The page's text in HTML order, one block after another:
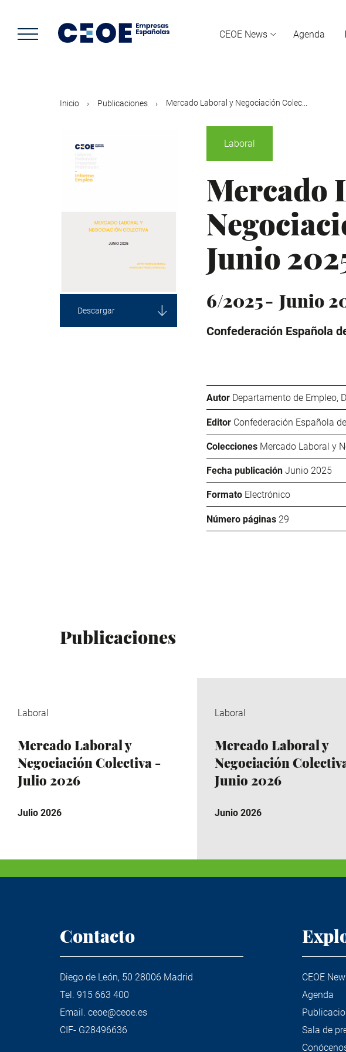
contenido
principal
CEOE News Agenda
Inicio Publicaciones Mercado Laboral y Negociación Colec...
Descargar
Laboral
Mercado
Junio
6/2025 Junio
Confederación Española
Autor Departamento de Empleo,
Editor Confederación Española
Colecciones Mercado Laboral y
Fecha publicación Junio 2025
Formato Electrónico
Número páginas 29
Publicaciones
Laboral
Mercado Laboral y
Negociación Colectiva -
Julio 2026
Julio 2026
Laboral
Mercado Laboral y
Negociación
Junio 2026
Junio 2026
Contacto
Diego de León, 50 28006 Madrid
Tel. 915 663 400
Email. ceoe@ceoe.es
CIF- G28496636
CEOE
Agenda
Sala de